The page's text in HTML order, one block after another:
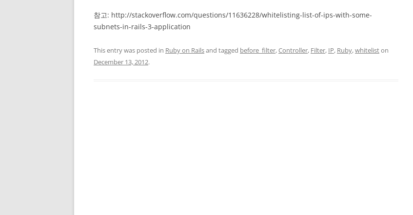
참고: http://stackoverflow.com/questions/11636228/whitelisting-list-of-ips-with-some-
subnets-in-rails-3-application
This entry was posted in Ruby on Railsand tagged before_filter,Controller, Filter, IP, Ruby,whiteliston
December 13, 2012.